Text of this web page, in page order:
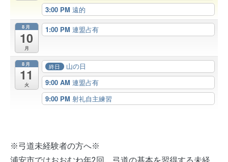
3:00 PM 遠的
8月
10
月
1:00 PM 連盟占有
8月
11
火
終日
山の日
9:00 AM 連盟占有
9:00 PM 射礼自主練習
※弓道未経験者の方へ※
浦安市ではおおむね年2回、弓道の基本を習得する未経